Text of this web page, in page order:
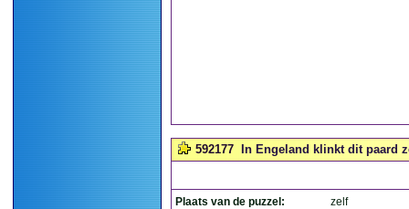
592177 In Engeland klinkt dit paard
Plaats van de puzzel:
zelf